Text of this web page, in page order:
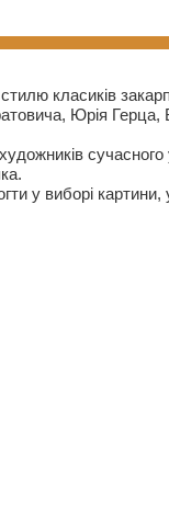
класиків
Юрія
у виборі картини,